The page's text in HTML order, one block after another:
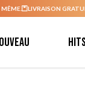
LIVRAISON